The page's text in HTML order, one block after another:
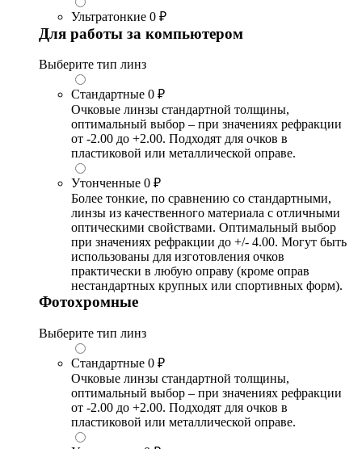
Ультратонкие 0 ₽
Для работы за компьютером
Выберите тип линз
Стандартные 0 ₽
Очковые линзы стандартной толщины,
оптимальный выбор – при значениях рефракции
от -2.00 до +2.00. Подходят для очков в
пластиковой или металлической оправе.
Утонченные 0 ₽
Более тонкие, по сравнению со стандартными,
линзы из качественного материала с отличными
оптическими свойствами. Оптимальный выбор
при значениях рефракции до +/- 4.00. Могут быть
использованы для изготовления очков
практически в любую оправу (кроме оправ
нестандартных крупных или спортивных форм).
Фотохромные
Выберите тип линз
Стандартные 0 ₽
Очковые линзы стандартной толщины,
оптимальный выбор – при значениях рефракции
от -2.00 до +2.00. Подходят для очков в
пластиковой или металлической оправе.